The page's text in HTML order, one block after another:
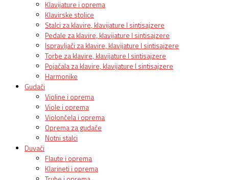
Klavijature i oprema
Klavirske stolice
Stalci za klavire, klavijature I sintisajzere
Pedale za klavire, klavijature I sintisajzere
Ispravljači za klavire, klavijature I sintisajzere
Torbe za klavire, klavijature I sintisajzere
Pojačala za klavire, klavijature I sintisajzere
Harmonike
Gudači
Violine i oprema
Viole i oprema
Violončela i oprema
Oprema za gudače
Notni stalci
Duvači
Flaute i oprema
Klarineti i oprema